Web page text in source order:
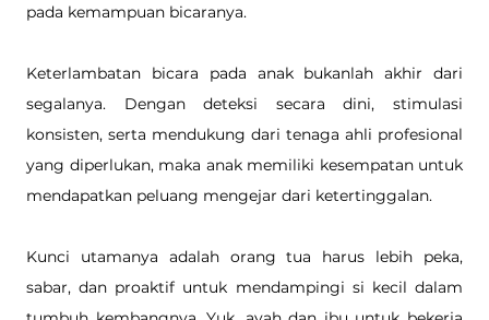
pada kemampuan bicaranya.
Keterlambatan bicara pada anak bukanlah akhir dari
segalanya. Dengan deteksi secara dini, stimulasi
konsisten, serta mendukung dari tenaga ahli profesional
yang diperlukan, maka anak memiliki kesempatan untuk
mendapatkan peluang mengejar dari ketertinggalan.
Kunci utamanya adalah orang tua harus lebih peka,
sabar, dan proaktif untuk mendampingi si kecil dalam